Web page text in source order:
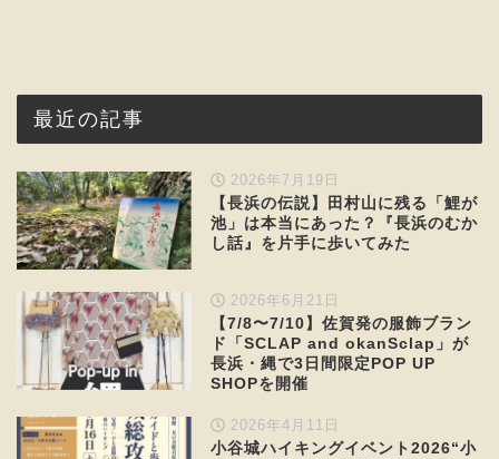
最近の記事
2026年7月19日
【長浜の伝説】田村山に残る「鯉が
池」は本当にあった？『長浜のむか
し話』を片手に歩いてみた
2026年6月21日
【7/8〜7/10】佐賀発の服飾ブラン
ド「SCLAP and okanSclap」が
長浜・縄で3日間限定POP UP
SHOPを開催
2026年4月11日
小谷城ハイキングイベント2026“小